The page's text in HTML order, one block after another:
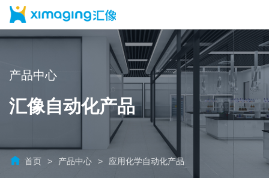
产品中心
汇像自动化产品
首页 产品中心 应用化学自动化产品